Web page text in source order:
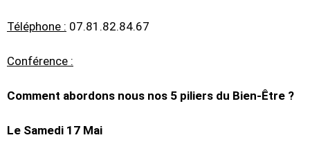
Téléphone : 07.81.82.84.67
Conférence :
Comment abordons nous nos 5 piliers du Bien-Être ?
Le Samedi 17 Mai